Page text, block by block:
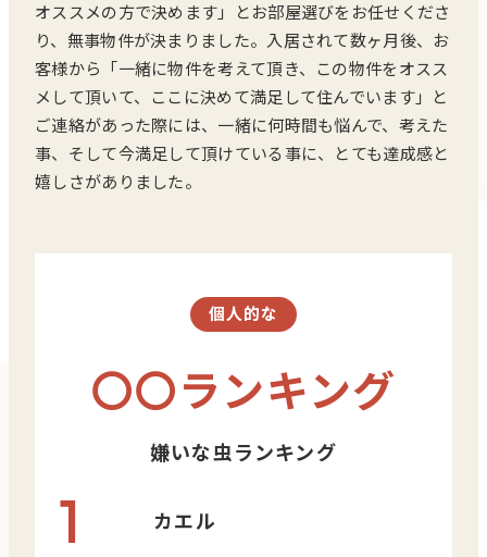
オススメの方で決めます」とお部屋選びをお任せくださ
り、無事物件が決まりました。入居されて数ヶ月後、お
客様から「一緒に物件を考えて頂き、この物件をオスス
メして頂いて、ここに決めて満足して住んでいます」と
ご連絡があった際には、一緒に何時間も悩んで、考えた
事、そして今満足して頂けている事に、とても達成感と
嬉しさがありました。
個人的な
〇〇ランキング
嫌いな虫ランキング
1 カエル